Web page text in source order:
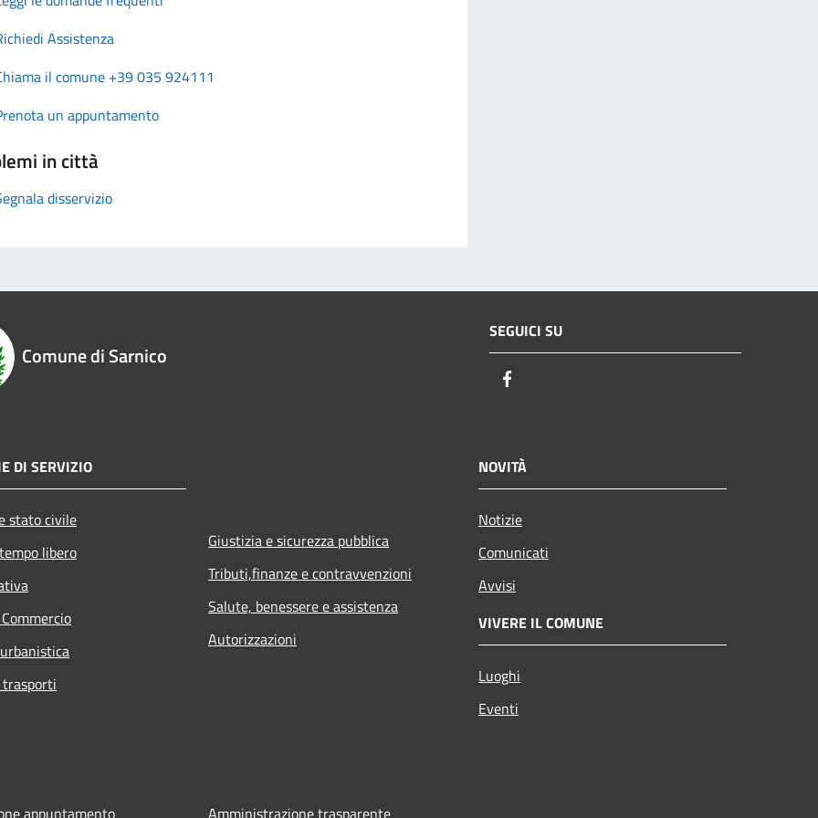
Assistenza
il comune +39 035 924111
un appuntamento
in città
disservizio
Comune di Sarnico
SEGUICI SU
DI SERVIZIO
stato civile
libero
Giustizia e sicurezza pubblica
Tributi,finanze e contravvenzioni
Salute, benessere e assistenza
Autorizzazioni
NOVITÀ
Notizie
Comunicati
Avvisi
VIVERE IL COMUNE
Luoghi
Eventi
appuntamento Amministrazione trasparente